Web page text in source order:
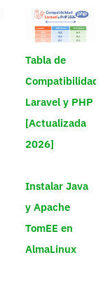
Tabla de
Compatibilidad
Laravel y PHP
[Actualizada
2026]
Instalar Java
y Apache
TomEE en
AlmaLinux